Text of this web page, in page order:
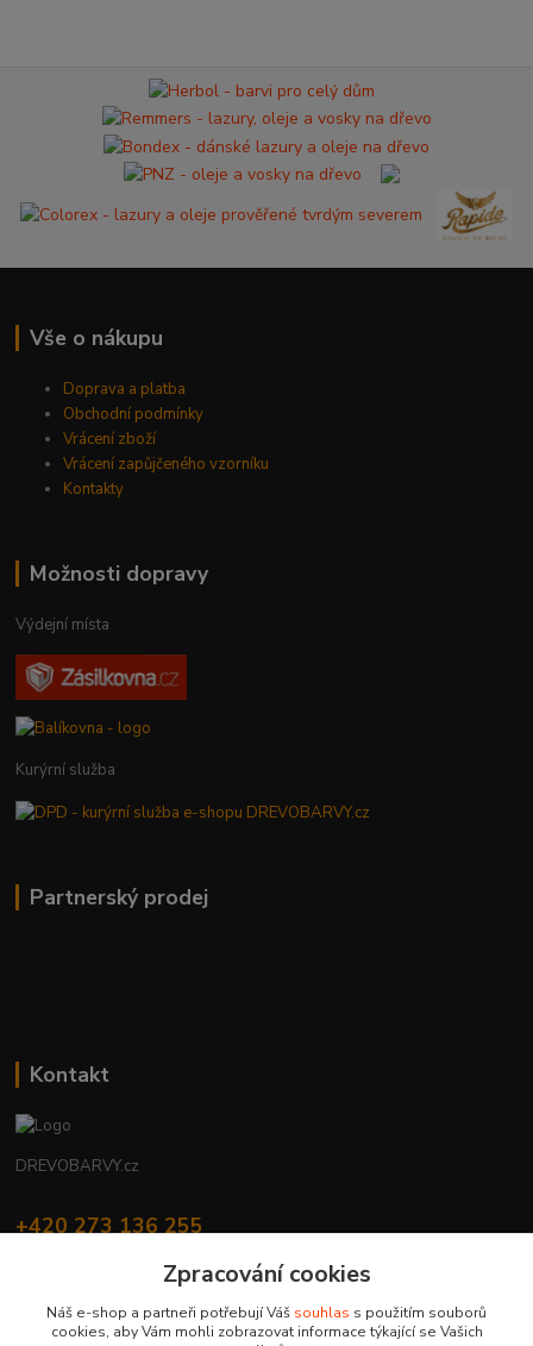
Vše o nákupu
Doprava a platba
Obchodní podmínky
Vrácení zboží
Vrácení zapůjčeného vzorníku
Kontakty
Možnosti dopravy
Výdejní místa
Kurýrní služba
Partnerský prodej
Kontakt
DREVOBARVY.cz
+420 273 136 255
Zpracování cookies
Náš e-shop a partneři potřebují Váš souhlas s použitím souborů
cookies, aby Vám mohli zobrazovat informace týkající se Vašich